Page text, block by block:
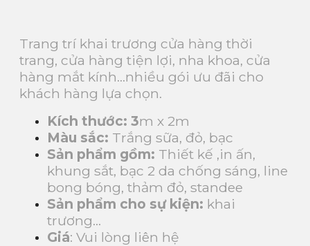
Trang trí khai trương cửa hàng thời
trang, cửa hàng tiện lợi, nha khoa, cửa
hàng mắt kính…nhiều gói ưu đãi cho
khách hàng lựa chọn.
Kích thước: 3m x 2m
Màu sắc: Trắng sữa, đỏ, bạc
Sản phẩm gồm: Thiết kế ,in ấn,
khung sắt, bạc 2 da chống sáng, line
bong bóng, thảm đỏ, standee
Sản phẩm cho sự kiện: khai
trương…
Giá: Vui lòng liên hệ